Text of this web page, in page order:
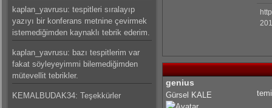
genius
Gürsel KALE
kaplan_yavrusu: tespitleri sıralayıp
yazıyı bir konferans metnine çevirmek
istemediğimden kaynaklı tebrik ederim.
kaplan_yavrusu: bazı tespitlerim var
fakat söyleyeyimmi bilemediğimden
mütevellit tebrikler.
KEMALBUDAK34: Teşekkürler